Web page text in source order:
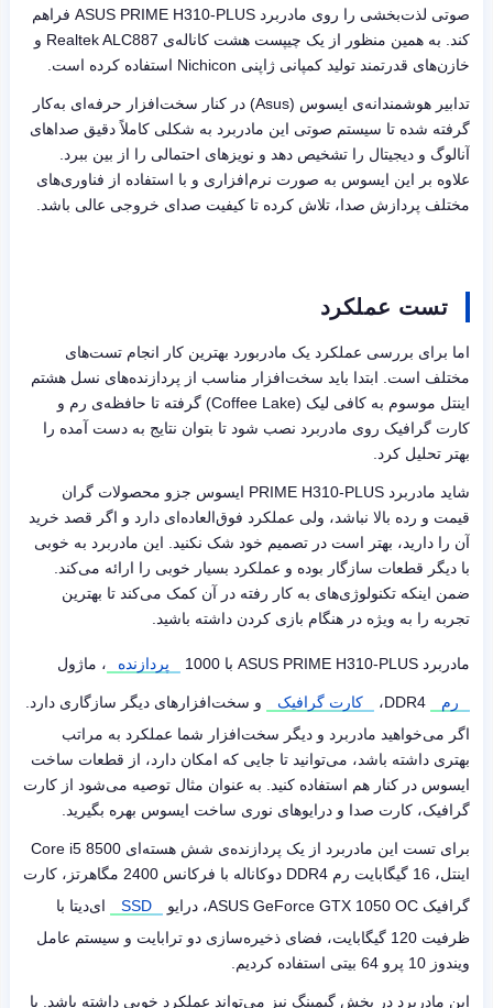
صوتی لذت‌بخشی را روی مادربرد ASUS PRIME H310-PLUS فراهم
کند. به همین منظور از یک چیپست هشت کاناله‌ی Realtek ALC887 و
خازن‌های قدرتمند تولید کمپانی ژاپنی Nichicon استفاده کرده است.
تدابیر هوشمندانه‌ی ایسوس (Asus) در کنار سخت‌افزار حرفه‌ای به‌کار
گرفته شده تا سیستم صوتی این مادربرد به شکلی کاملاً دقیق صداهای
آنالوگ و دیجیتال را تشخیص دهد و نویزهای احتمالی را از بین ببرد.
علاوه بر این ایسوس به صورت نرم‌افزاری و با استفاده از فناوری‌های
مختلف پردازش صدا، تلاش کرده تا کیفیت صدای خروجی عالی باشد.
تست عملکرد
اما برای بررسی عملکرد یک مادربورد بهترین کار انجام تست‌های
مختلف است. ابتدا باید سخت‌افزار مناسب از پردازنده‌های نسل هشتم
اینتل موسوم به کافی لیک (Coffee Lake) گرفته تا حافظه‌ی رم و
کارت گرافیک روی مادربرد نصب شود تا بتوان نتایج به دست آمده را
بهتر تحلیل کرد.
شاید مادربرد PRIME H310-PLUS ایسوس جزو محصولات گران
قیمت و رده بالا نباشد، ولی عملکرد فوق‌العاده‌ای دارد و اگر قصد خرید
آن را دارید، بهتر است در تصمیم خود شک نکنید. این مادربرد به خوبی
با دیگر قطعات سازگار بوده و عملکرد بسیار خوبی را ارائه می‌کند.
ضمن اینکه تکنولوژی‌های به کار رفته در آن کمک می‌کند تا بهترین
تجربه را به ویژه در هنگام بازی کردن داشته باشید.
مادربرد ASUS PRIME H310-PLUS با 1000 پردازنده ، ماژول
رم DDR4، کارت گرافیک
و سخت‌افزارهای دیگر سازگاری دارد.
اگر می‌خواهید مادربرد و دیگر سخت‌افزار شما عملکرد به مراتب
بهتری داشته باشد، می‌توانید تا جایی که امکان دارد، از قطعات ساخت
ایسوس در کنار هم استفاده کنید. به عنوان مثال توصیه می‌شود از کارت
گرافیک، کارت صدا و درایوهای نوری ساخت ایسوس بهره بگیرید.
برای تست این مادربرد از یک پردازنده‌ی شش هسته‌ای Core i5 8500
اینتل، 16 گیگابایت رم
DDR4
دوکاناله با فرکانس 2400 مگاهرتز، کارت
گرافیک ASUS GeForce GTX 1050 OC، درایو SSD
ای‌دیتا با
ظرفیت 120 گیگابایت، فضای ذخیره‌سازی دو ترابایت و سیستم عامل
ویندوز 10 پرو 64 بیتی استفاده کردیم.
این مادربرد در بخش گیمینگ نیز می‌تواند عملکرد خوبی داشته باشد. با